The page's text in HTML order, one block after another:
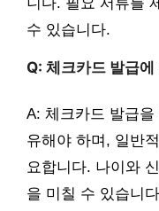
수 있습니다.
Q: 체크카드 발급
A: 체크카드 발급
유해야 하며, 일반
요합니다. 나이와
을 미칠 수 있습니